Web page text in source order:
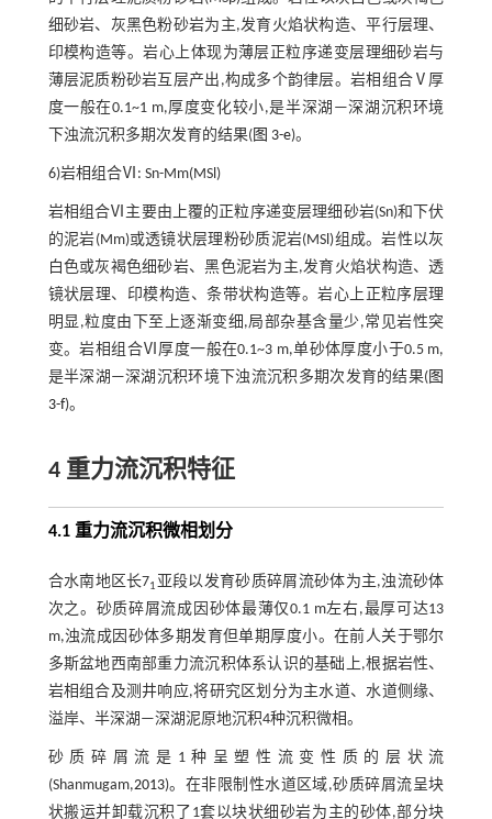
细砂岩、灰黑色粉砂岩为主,发育火焰状构造、平行层理、
印模构造等。岩心上体现为薄层正粒序递变层理细砂岩与
薄层泥质粉砂岩互层产出,构成多个韵律层。岩相组合Ⅴ厚
度一般在0.1~1 m,厚度变化较小,是半深湖—深湖沉积环境
下浊流沉积多期次发育的结果(图 3-e)。
6)岩相组合Ⅵ: Sn-Mm(MSl)
岩相组合Ⅵ主要由上覆的正粒序递变层理细砂岩(Sn)和下伏
的泥岩(Mm)或透镜状层理粉砂质泥岩(MSl)组成。岩性以灰
白色或灰褐色细砂岩、黑色泥岩为主,发育火焰状构造、透
镜状层理、印模构造、条带状构造等。岩心上正粒序层理
明显,粒度由下至上逐渐变细,局部杂基含量少,常见岩性突
变。岩相组合Ⅵ厚度一般在0.1~3 m,单砂体厚度小于0.5 m,
是半深湖—深湖沉积环境下浊流沉积多期次发育的结果(图
3-f)。
4 重力流沉积特征
4.1 重力流沉积微相划分
合水南地区长71亚段以发育砂质碎屑流砂体为主,浊流砂体
次之。砂质碎屑流成因砂体最薄仅0.1 m左右,最厚可达13
m,浊流成因砂体多期发育但单期厚度小。在前人关于鄂尔
多斯盆地西南部重力流沉积体系认识的基础上,根据岩性、
岩相组合及测井响应,将研究区划分为主水道、水道侧缘、
溢岸、半深湖—深湖泥原地沉积4种沉积微相。
砂质碎屑流是1种呈塑性流变性质的层状流
(Shanmugam,2013)。在非限制性水道区域,砂质碎屑流呈块
状搬运并卸载沉积了1套以块状细砂岩为主的砂体,部分块